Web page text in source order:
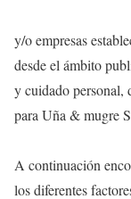
y/o empresas
desde el ámbito
y cuidado personal,
para Uña & mugre
A continuación
los diferentes